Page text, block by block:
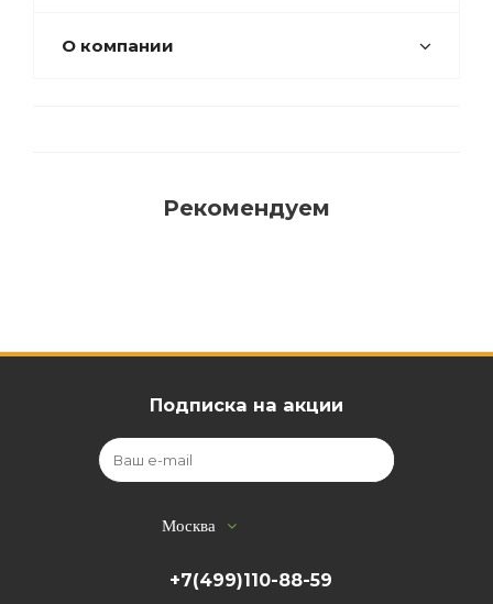
О компании
Рекомендуем
Подписка на акции
Москва
+7(499)110-88-59